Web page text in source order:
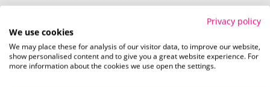
Kuchen heben sich von herkömmlichen Werbemitteln ab
und bleiben lange in Erinnerung.
Attraktive Werbegeschenke:Diese süßen Leckereien
sind beliebte und geschätzte Werbegeschenke, die bei
Privacy policy
We use cookies
We may place these for analysis of our visitor data, to improve our website,
show personalised content and to give you a great website experience. For
more information about the cookies we use open the settings.